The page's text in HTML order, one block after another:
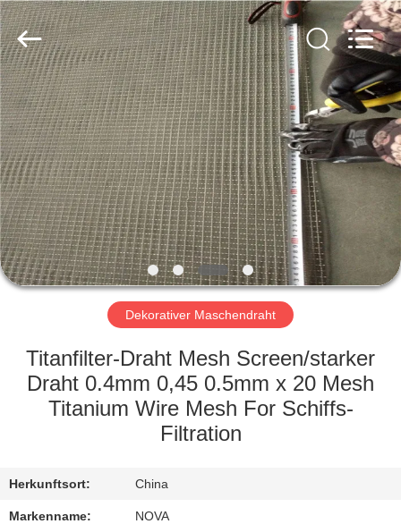
ZU
HAUSE
PRODUKTE
VIDEOS
VR-
ÜBER
UNS
Metal
Wire
Mesh
Products
Co.,
Ltd..
All
Rights
Reserved.
Dekorativer Maschendraht
Titanfilter-Draht Mesh Screen/starker
Draht 0.4mm 0,45 0.5mm x 20 Mesh
Titanium Wire Mesh For Schiffs-
Filtration
Herkunftsort: China
Markenname: NOVA